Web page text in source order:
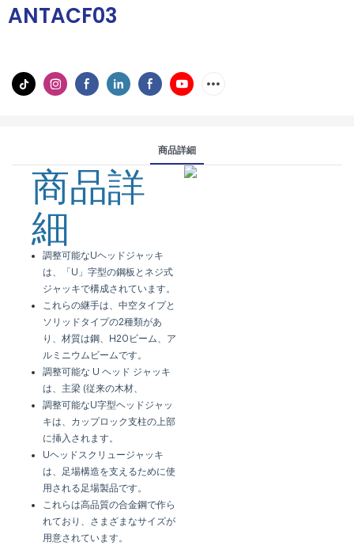
ANTACF03
商品詳細
商品詳
細
調整可能なUヘッドジャッキ
は、「U」字型の鋼板とネジ式
ジャッキで構成されています。
これらの継手は、中空タイプと
ソリッドタイプの2種類があ
り、材質は鋼、H2Oビーム、ア
ルミニウムビームです。
調整可能な U ヘッド ジャッキ
は、主梁 (従来の木材、
調整可能なU字型ヘッドジャッ
キは、カップロック支柱の上部
に挿入されます。
Uヘッドスクリュージャッキ
は、足場構造を支えるために使
用される足場製品です。
これらは高品質の合金鋼で作ら
れており、さまざまなサイズが
用意されています。